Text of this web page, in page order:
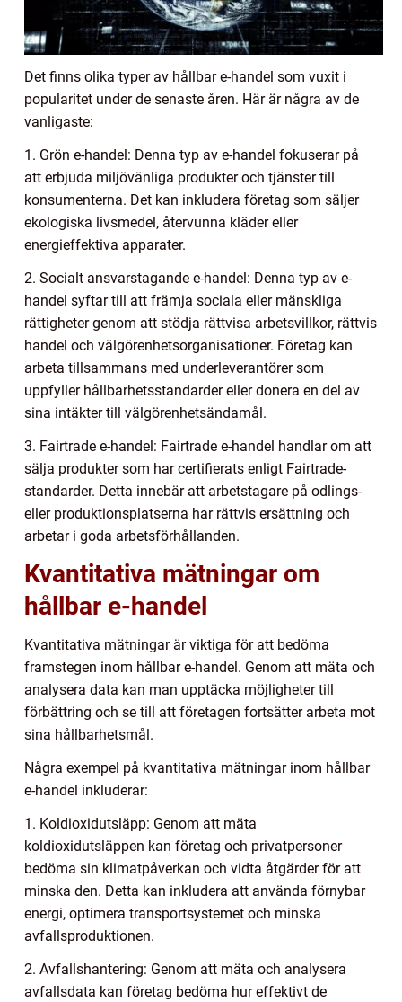
Det finns olika typer av hållbar e-handel som vuxit i
popularitet under de senaste åren. Här är några av de
vanligaste:
1. Grön e-handel: Denna typ av e-handel fokuserar på
att erbjuda miljövänliga produkter och tjänster till
konsumenterna. Det kan inkludera företag som säljer
ekologiska livsmedel, återvunna kläder eller
energieffektiva apparater.
2. Socialt ansvarstagande e-handel: Denna typ av e-
handel syftar till att främja sociala eller mänskliga
rättigheter genom att stödja rättvisa arbetsvillkor, rättvis
handel och välgörenhetsorganisationer. Företag kan
arbeta tillsammans med underleverantörer som
uppfyller hållbarhetsstandarder eller donera en del av
sina intäkter till välgörenhetsändamål.
3. Fairtrade e-handel: Fairtrade e-handel handlar om att
sälja produkter som har certifierats enligt Fairtrade-
standarder. Detta innebär att arbetstagare på odlings-
eller produktionsplatserna har rättvis ersättning och
arbetar i goda arbetsförhållanden.
Kvantitativa mätningar om
hållbar e-handel
Kvantitativa mätningar är viktiga för att bedöma
framstegen inom hållbar e-handel. Genom att mäta och
analysera data kan man upptäcka möjligheter till
förbättring och se till att företagen fortsätter arbeta mot
sina hållbarhetsmål.
Några exempel på kvantitativa mätningar inom hållbar
e-handel inkluderar:
1. Koldioxidutsläpp: Genom att mäta
koldioxidutsläppen kan företag och privatpersoner
bedöma sin klimatpåverkan och vidta åtgärder för att
minska den. Detta kan inkludera att använda förnybar
energi, optimera transportsystemet och minska
avfallsproduktionen.
2. Avfallshantering: Genom att mäta och analysera
avfallsdata kan företag bedöma hur effektivt de